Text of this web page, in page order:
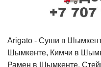
Arigato - Cуши в
Шымкенте, Кимчи в
Рамен в Шымкенте,